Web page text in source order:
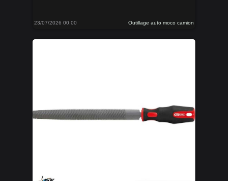
23/07/2026 00:00 Outillage auto moco camion